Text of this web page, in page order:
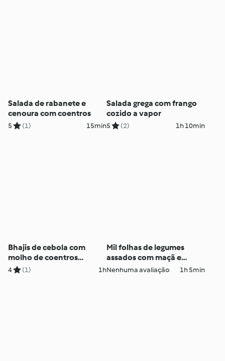
Salada de rabanete e
cenoura com coentros
5 (1) 15min
Salada grega com frango
cozido a vapor
5 (2) 1h 10min
Bhajis de cebola com
molho de coentros
picante
4 (1) 1h
Mil folhas de legumes
assados com maçã e
tapenade
Nenhuma avaliação 1h 5min